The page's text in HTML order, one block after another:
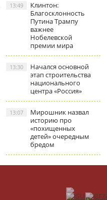
Клинтон:
Благосклонность
Путина Трампу
важнее
Нобелевской
премии мира
13:49
Начался основной
этап строительства
национального
центра «Россия»
13:30
Мирошник назвал
историю про
«похищенных
детей» очередным
бредом
13:07